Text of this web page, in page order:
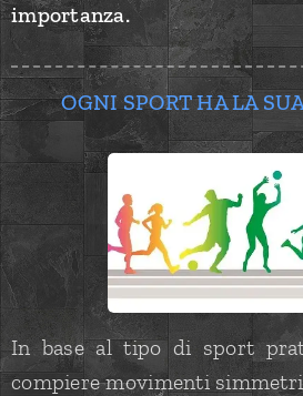
importanza.
OGNI SPORT HA LA
In base al tipo di sport
compiere movimenti